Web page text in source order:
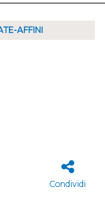
AFFINI
Condividi